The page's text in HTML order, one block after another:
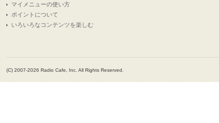
マイメニューの使い方
ポイントについて
いろいろなコンテンツを楽しむ
(C) 2007-2026 Radio Cafe, Inc. All Rights Reserved.